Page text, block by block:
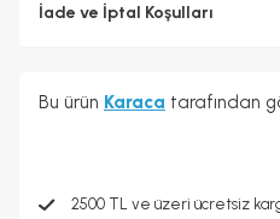
İade ve İptal Koşulları
Bu ürün Karaca tarafından
2500 TL ve üzeri ücretsiz